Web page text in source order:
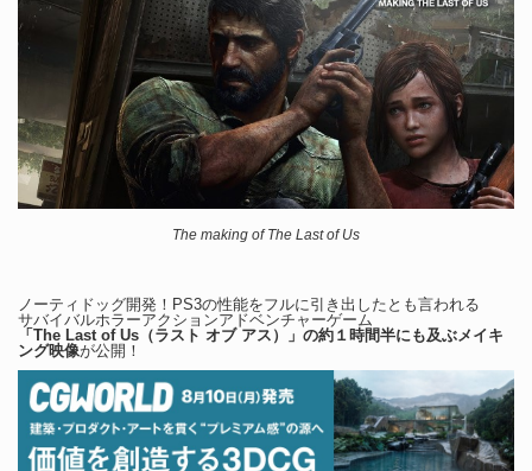
The making of The Last of Us
ノーティドッグ開発！PS3の性能をフルに引き出したとも言われる
サバイバルホラーアクションアドベンチャーゲーム
「The Last of Us（ラスト オブ アス）」の約１時間半にも及ぶメイキ
ング映像が公開！